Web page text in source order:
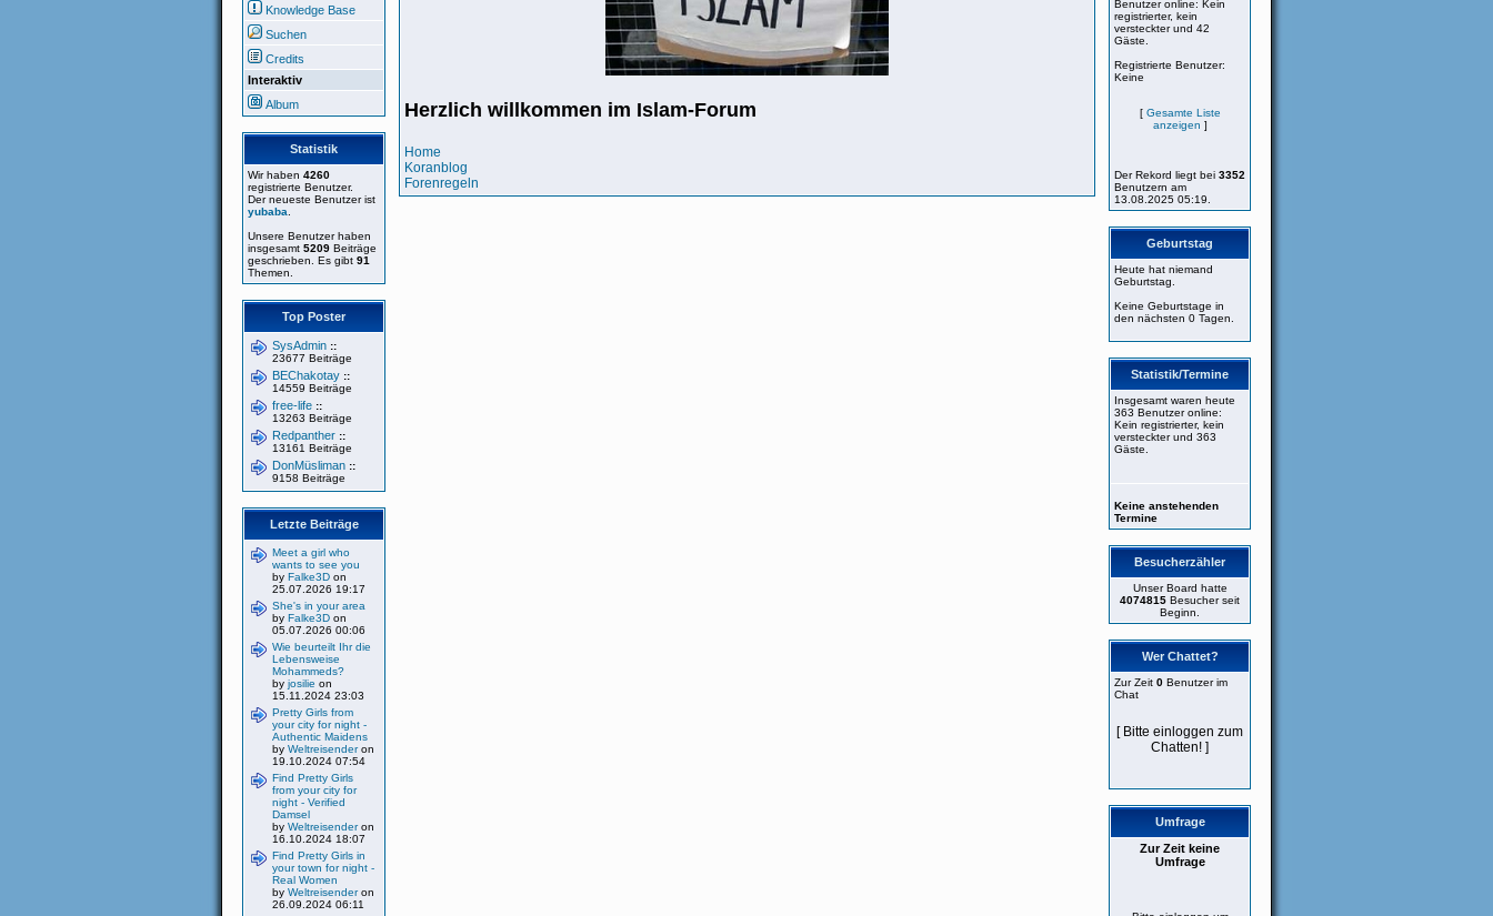
Knowledge Base
Suchen
Credits
Interaktiv
Album
Statistik
Wir haben 4260
registrierte Benutzer.
Der neueste Benutzer ist
yubaba
Unsere Benutzer haben
insgesamt 5209 Beiträge
geschrieben. Es gibt 91
Themen.
Top Poster
SysAdmin ::
23677 Beiträge
BEChakotay ::
14559 Beiträge
free-life ::
13263 Beiträge
Redpanther ::
13161 Beiträge
DonMüsliman ::
9158 Beiträge
Letzte Beiträge
Meet a girl who
wants to see you
by Falke3D on
25.07.2026 19:17
She's in your area
by Falke3D on
05.07.2026 00:06
Wie beurteilt Ihr die
Lebensweise
Mohammeds?
by josilie on
15.11.2024 23:03
Pretty Girls from
your city for night -
Authentic Maidens
by Weltreisenderon
19.10.2024 07:54
Find Pretty Girls
from your city for
night - Verified
Damsel
by Weltreisenderon
16.10.2024 18:07
Find Pretty Girls in
your town for night -
Real Women
by Weltreisenderon
26.09.2024 06:11
Herzlich willkommen im Islam-Forum
Home
Koranblog
Forenregeln
Benutzer online: Kein
registrierter, kein
versteckter und 42
Gäste.
Registrierte Benutzer:
Keine
[ Gesamte Liste
anzeigen ]
Der Rekord liegt bei 3352
Benutzern am
13.08.2025 05:19.
Geburtstag
Heute hat niemand
Geburtstag.
Keine Geburtstage in
den nächsten 0 Tagen.
Statistik/Termine
Insgesamt waren heute
363 Benutzer online:
Kein registrierter, kein
versteckter und 363
Gäste.
Keine anstehenden
Termine
Besucherzähler
Unser Board hatte
4074815 Besucher seit
Beginn.
Wer Chattet?
Zur Zeit 0 Benutzer im
Chat
[ Bitte einloggen zum
Chatten! ]
Umfrage
Zur Zeit keine
Umfrage